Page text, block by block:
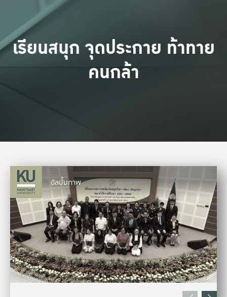
เรียนสนุก จุดประกาย ท้าทาย
คนกล้า
อัลบั้มภาพ